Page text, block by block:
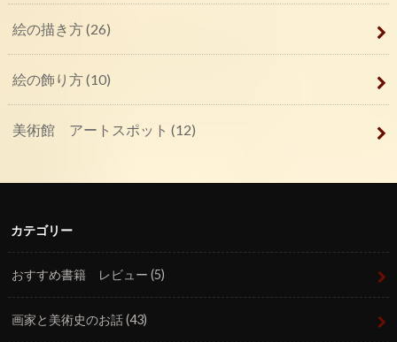
絵の描き方(26)
絵の飾り方(10)
美術館 アートスポット (12)
カテゴリー
おすすめ書籍 レビュー(5)
画家と美術史のお話(43)